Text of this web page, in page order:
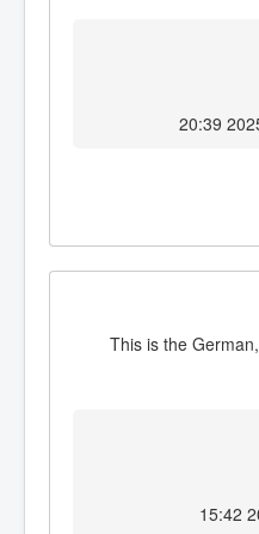
This is the